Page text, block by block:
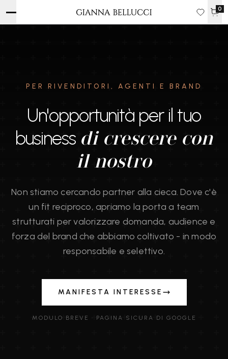
0
PER RIVENDITORI, AGENTI E BRAND
Un'opportunità per il tuo
business di crescere con
il nostro
Non stiamo cercando partner alla cieca. Dove c'è
un fit reciproco, apriamo la porta a team
strutturati per valorizzare domanda, audience e
forza del brand che abbiamo coltivato - in modo
responsabile e selettivo.
MANIFESTA INTERESSE
MODULO BREVE · PAGINA SICURA DI GOOGLE